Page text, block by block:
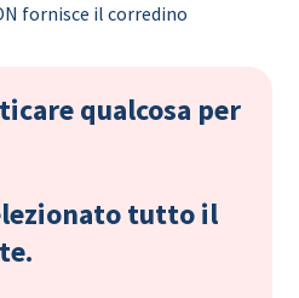
fornisce il corredino
qualcosa per
tutto il